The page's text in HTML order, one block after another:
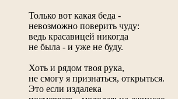
Только вот какая беда -
невозможно поверить чуду:
ведь красавицей никогда
не была - и уже не буду.
Хоть и рядом твоя рука,
не смогу я признаться, открыться.
Это если издалека